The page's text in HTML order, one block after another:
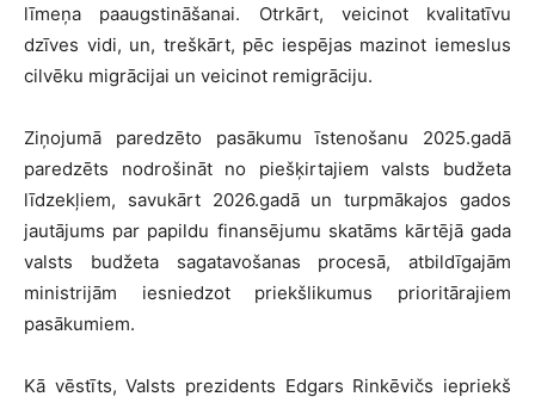
līmeņa paaugstināšanai. Otrkārt, veicinot kvalitatīvu
dzīves vidi, un, treškārt, pēc iespējas mazinot iemeslus
cilvēku migrācijai un veicinot remigrāciju.
Ziņojumā paredzēto pasākumu īstenošanu 2025.gadā
paredzēts nodrošināt no piešķirtajiem valsts budžeta
līdzekļiem, savukārt 2026.gadā un turpmākajos gados
jautājums par papildu finansējumu skatāms kārtējā gada
valsts budžeta sagatavošanas procesā, atbildīgajām
ministrijām iesniedzot priekšlikumus prioritārajiem
pasākumiem.
Kā vēstīts, Valsts prezidents Edgars Rinkēvičs iepriekš